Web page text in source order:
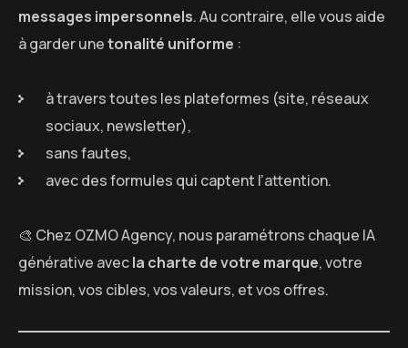
messages impersonnels. Au contraire, elle vous aide
à garder unetonalité uniforme :
à travers toutes les plateformes (site, réseaux
sociaux, newsletter),
sans fautes,
avec des formules qui captent l’attention.
🎨 Chez OZMO Agency, nous paramétrons chaque IA
générative avecla charte de votre marque, votre
mission, vos cibles, vos valeurs, et vos offres.